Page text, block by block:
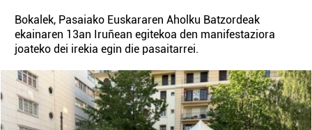
Bokalek, Pasaiako Euskararen Aholku Batzordeak
ekainaren 13an Iruñean egitekoa den manifestaziora
joateko dei irekia egin die pasaitarrei.